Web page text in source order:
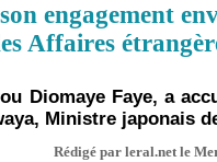
engagement
Affaires
Diomaye Faye, a
Ministre japonais
Rédigé par leral.net le